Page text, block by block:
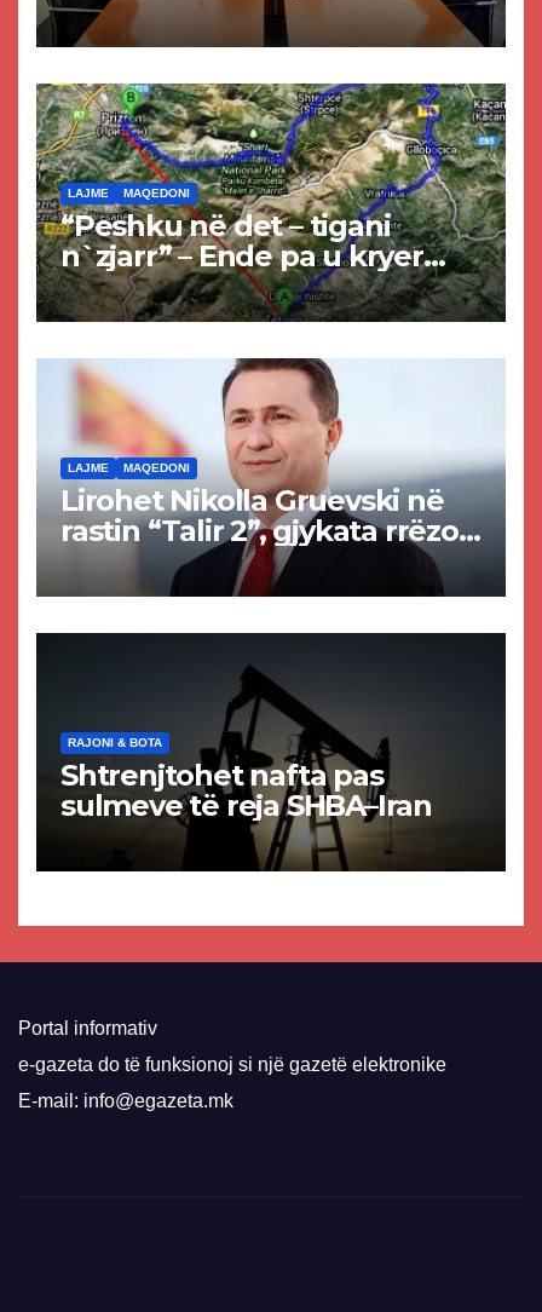
Kurtit dhe Abdixhikut
LAJME MAQEDONI
“Peshku në det – tigani
n`zjarr” – Ende pa u kryer
projekti i tunelit, komuna e
Tetovës nis punimet për
LAJME MAQEDONI
Lirohet Nikolla Gruevski në
rastin “Talir 2”, gjykata rrëzon
akuzat për ndërtimin e
paligjshëm të selisë së
RAJONI & BOTA
Shtrenjtohet nafta pas
sulmeve të reja SHBA–Iran
Portal informativ
e-gazeta do të funksionoj si një gazetë elektronike
E-mail: info@egazeta.mk